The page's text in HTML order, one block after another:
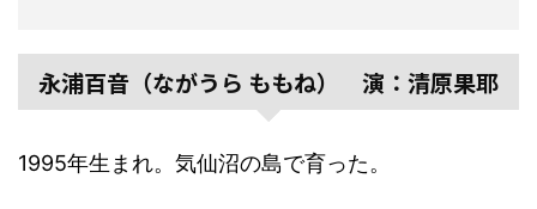
永浦百音（ながうら ももね） 演：清原果耶
1995年生まれ。気仙沼の島で育った。